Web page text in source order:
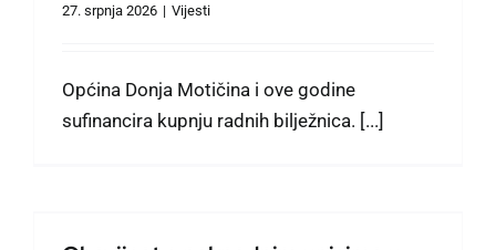
27. srpnja 2026 | Vijesti
Općina Donja Motičina i ove godine
sufinancira kupnju radnih bilježnica. [...]